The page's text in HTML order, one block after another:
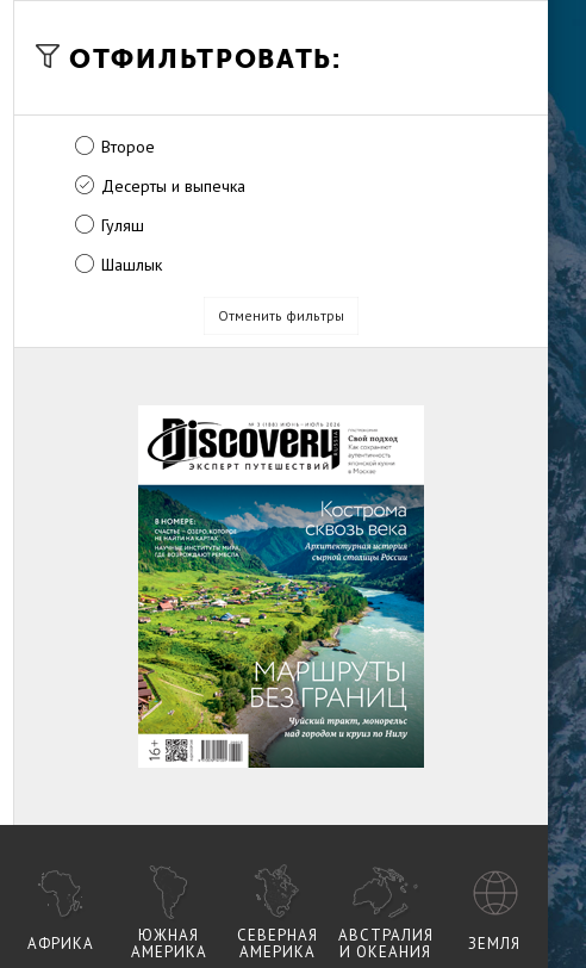
ОТФИЛЬТРОВАТЬ:
Второе
Десерты и выпечка
Гуляш
Шашлык
Отменить фильтры
АФРИКА
ЮЖНАЯ
АМЕРИКА
СЕВЕРНАЯ
АМЕРИКА
АВСТРАЛИЯ
И ОКЕАНИЯ
ЗЕМЛЯ